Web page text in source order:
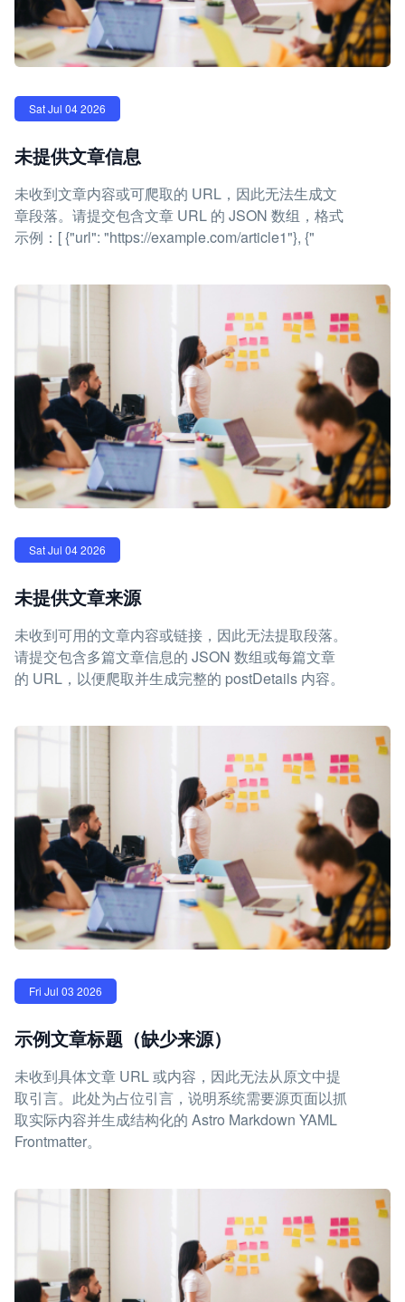
Sat Jul 04 2026
未提供文章信息
未收到文章内容或可爬取的 URL，因此无法生成文
章段落。请提交包含文章 URL 的 JSON 数组，格式
示例：[ {"url": "https://example.com/article1"}, {"
Sat Jul 04 2026
未提供文章来源
未收到可用的文章内容或链接，因此无法提取段落。
请提交包含多篇文章信息的 JSON 数组或每篇文章
的 URL，以便爬取并生成完整的 postDetails 内容。
Fri Jul 03 2026
示例文章标题（缺少来源）
未收到具体文章 URL 或内容，因此无法从原文中提
取引言。此处为占位引言，说明系统需要源页面以抓
取实际内容并生成结构化的 Astro Markdown YAML
Frontmatter。